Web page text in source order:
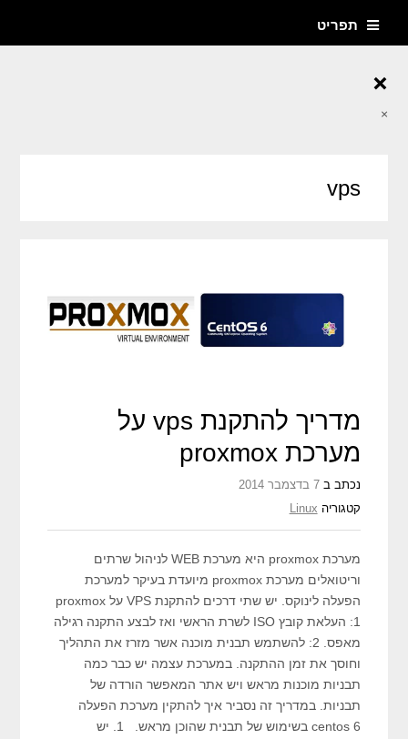
תפריט
×
×
vps
מדריך להתקנת vps על
מערכת proxmox
נכתב ב7 בדצמבר 2014
קטגוריה Linux
מערכת proxmox היא מערכת WEB לניהול שרתים
וריטואלים מערכת proxmox מיועדת בעיקר למערכת
הפעלה לינוקס. יש שתי דרכים להתקנת VPS על proxmox
1: העלאת קובץ ISO לשרת הראשי ואז לבצע התקנה רגילה
מאפס. 2: להשתמש תבנית מוכנה אשר מזרז את התהליך
וחוסך את זמן ההתקנה. במערכת עצמה יש כבר כמה
תבניות מוכנות מראש ויש אתר המאפשר הורדה של
תבניות. במדריך זה נסביר איך להתקין מערכת הפעלה
centos 6 בשימוש של תבנית שהוכן מראש. 1. יש